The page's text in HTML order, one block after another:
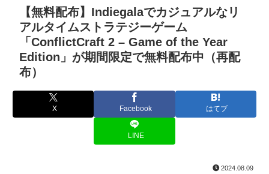
【無料配布】Indiegalaでカジュアルなリ
アルタイムストラテジーゲーム
「ConflictCraft 2 – Game of the Year
Edition」が期間限定で無料配布中（再配
布）
X Facebook はてブ
LINE
2024.08.09